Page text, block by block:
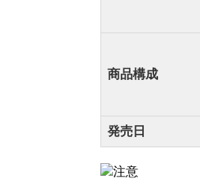
商品構成
発売日